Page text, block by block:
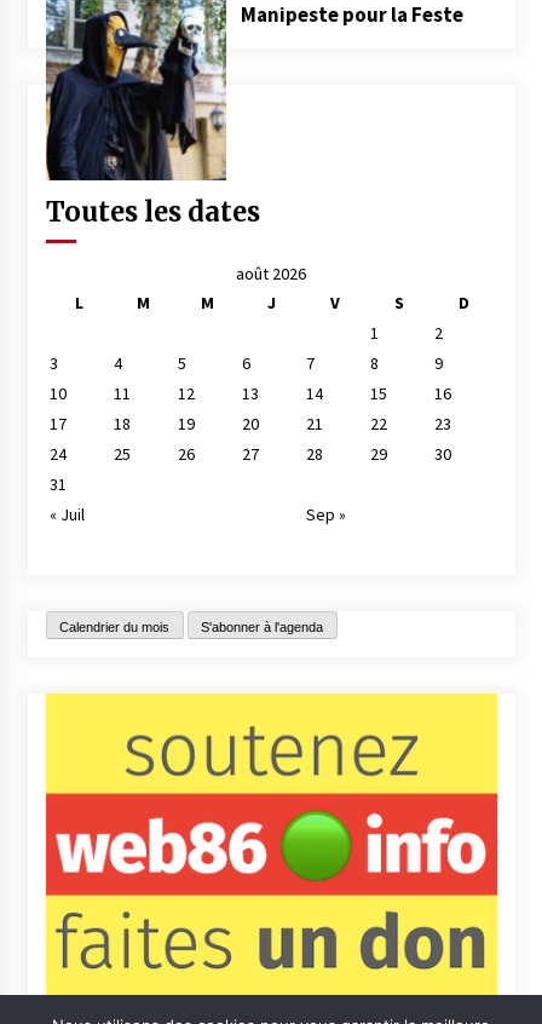
Manipeste pour la Feste
Toutes les dates
août 2026
L
M M J V S
D
1
2
3
4 5 6 7 8
9
10
11 12 13 14 15
16
17
18 19 20 21 22
23
24
25 26 27 28 29
30
31
« Juil
Sep »
Calendrier du mois S'abonner à l'agenda